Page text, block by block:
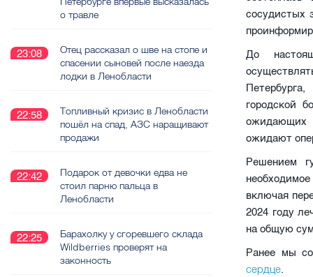
сосудистых
До
городской
ожидающих
ожидают
Решением
включая
2024 году
на общую
Ранее мы
сердце.
о травле
23:08
Отец рассказал о шве на стопе и
спасении сыновей после наезда
лодки в Ленобласти
22:58
Топливный кризис в Ленобласти
пошёл на спад, АЗС наращивают
продажи
22:42
Подарок от девочки едва не
стоил парню пальца в
Ленобласти
22:25
Барахолку у сгоревшего склада
Wildberries проверят на
законность